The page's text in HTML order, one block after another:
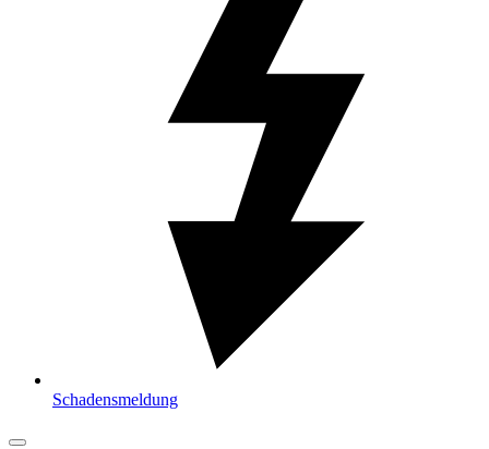
Schadensmeldung